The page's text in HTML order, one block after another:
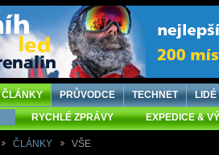
ČLÁNKY PRŮVODCE TECHNET LIDÉ
RYCHLÉ ZPRÁVY EXPEDICE &
ČLÁNKY VŠE